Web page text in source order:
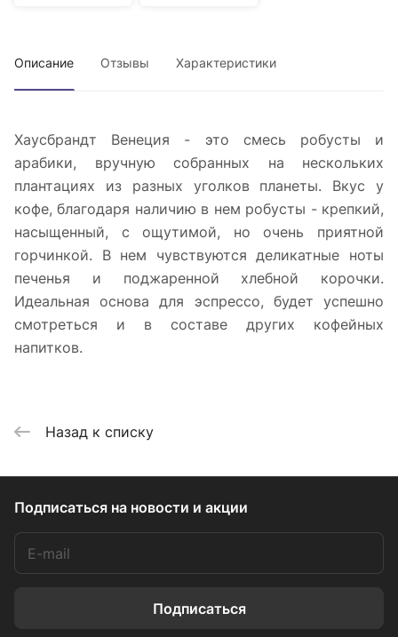
Описание Отзывы Характеристики
Хаусбрандт Венеция - это смесь робусты и
арабики, вручную собранных на нескольких
плантациях из разных уголков планеты. Вкус у
кофе, благодаря наличию в нем робусты - крепкий,
насыщенный, с ощутимой, но очень приятной
горчинкой. В нем чувствуются деликатные ноты
печенья и поджаренной хлебной корочки.
Идеальная основа для эспрессо, будет успешно
смотреться и в составе других кофейных
напитков.
Назад к списку
Подписаться на новости и акции
Подписаться